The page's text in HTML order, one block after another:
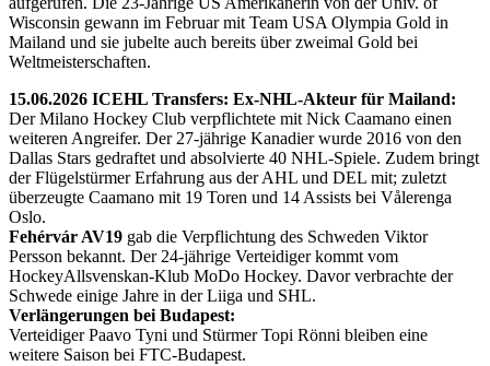
Wisconsin gewann im Februar mit Team USA Olympia Gold in
Mailand und sie jubelte auch bereits über zweimal Gold bei
Weltmeisterschaften.
15.06.2026 ICEHL Transfers: Ex-NHL-Akteur für Mailand:
Der Milano Hockey Club verpflichtete mit Nick Caamano einen
weiteren Angreifer. Der 27-jährige Kanadier wurde 2016 von den
Dallas Stars gedraftet und absolvierte 40 NHL-Spiele. Zudem bringt
der Flügelstürmer Erfahrung aus der AHL und DEL mit; zuletzt
überzeugte Caamano mit 19 Toren und 14 Assists bei Vålerenga
Oslo.
Fehérvár AV19 gab die Verpflichtung des Schweden Viktor
Persson bekannt. Der 24-jährige Verteidiger kommt vom
HockeyAllsvenskan-Klub MoDo Hockey. Davor verbrachte der
Schwede einige Jahre in der Liiga und SHL.
Verlängerungen bei Budapest:
Verteidiger Paavo Tyni und Stürmer Topi Rönni bleiben eine
weitere Saison bei FTC-Budapest.